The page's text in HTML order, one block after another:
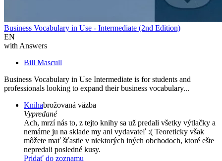
Business Vocabulary in Use - Intermediate (2nd Edition)
EN
with Answers
Bill Mascull
Business Vocabulary in Use Intermediate is for students and
professionals looking to expand their business vocabulary...
Knihabrožovaná väzba
Vypredané
Ach, mrzí nás to, z tejto knihy sa už predali všetky výtlačky a
nemáme ju na sklade my ani vydavateľ :( Teoreticky však
môžete mať šťastie v niektorých iných obchodoch, ktoré ešte
nepredali posledné kusy.
Pridať do zoznamu